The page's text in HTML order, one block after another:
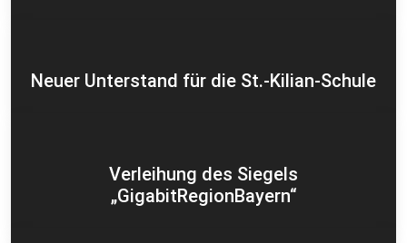
Neuer Unterstand für die St.-Kilian-Schule
Verleihung des Siegels
„GigabitRegionBayern“